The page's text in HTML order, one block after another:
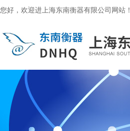
您好，欢迎进上海东南衡器有限公司网站！